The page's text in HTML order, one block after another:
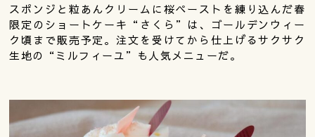
スポンジと粒あんクリームに桜ペーストを練り込んだ春
限定のショートケーキ“さくら”は、ゴールデンウィー
ク頃まで販売予定。注文を受けてから仕上げるサクサク
生地の“ミルフィーユ”も人気メニューだ。